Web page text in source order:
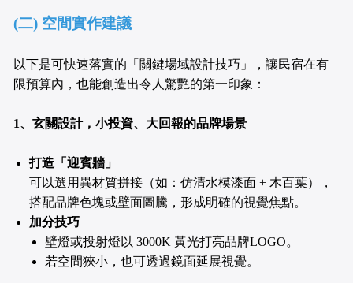
(二) 空間實作建議
以下是可快速落實的「關鍵場域設計技巧」，讓民宿在有
限預算內，也能創造出令人驚艷的第一印象：
1、玄關設計，小投資、大回報的品牌場景
打造「迎賓牆」
可以選用異材質拼接（如：仿清水模漆面 + 木百葉），
搭配品牌色塊或壁面圖騰，形成明確的視覺焦點。
加分技巧
壁燈或投射燈以 3000K 黃光打亮品牌LOGO。
若空間狹小，也可透過鏡面延展視覺。